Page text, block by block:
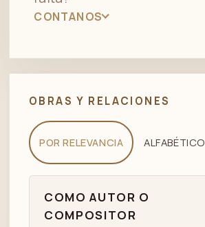
CONTANOS
OBRAS Y RELACIONES
POR RELEVANCIA ALFABÉTICO
COMO AUTOR O
COMPOSITOR